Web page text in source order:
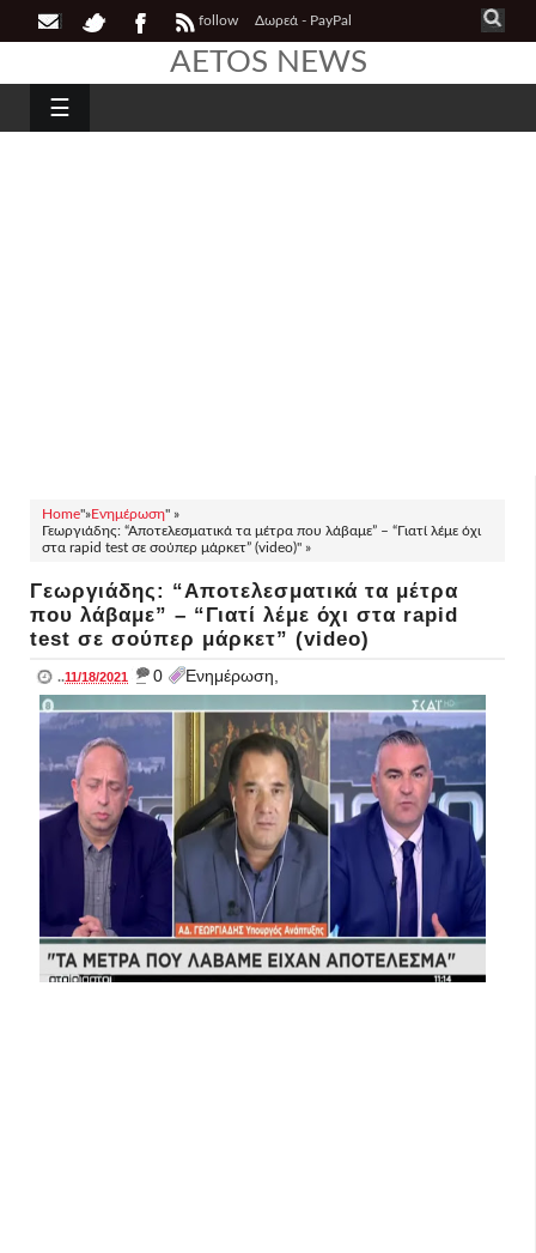
follow Δωρεά - PayPal
AETOS NEWS
☰
Home"»Ενημέρωση" »
Γεωργιάδης: “Αποτελεσματικά τα μέτρα που λάβαμε” – “Γιατί λέμε όχι
στα rapid test σε σούπερ μάρκετ” (video)" »
Γεωργιάδης: “Αποτελεσματικά τα μέτρα
που λάβαμε” – “Γιατί λέμε όχι στα rapid
test σε σούπερ μάρκετ” (video)
..11/18/2021 _ 0 Ενημέρωση,